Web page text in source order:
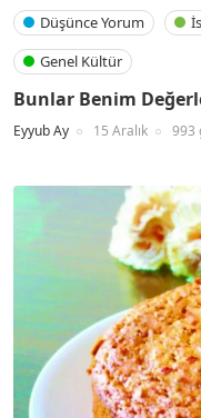
Düşünce Yorum
Genel Kültür
Bunlar Benim
Eyyub Ay 15 Aralık 993